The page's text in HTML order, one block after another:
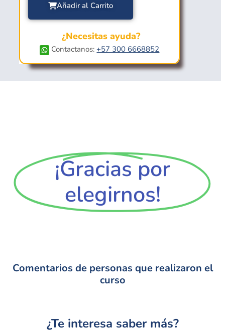
Añadir al Carrito
¿Necesitas ayuda?
Contactanos:+57 300 6668852
¡Gracias por
elegirnos!
Comentarios de personas que realizaron el
curso
¿Te interesa saber más?